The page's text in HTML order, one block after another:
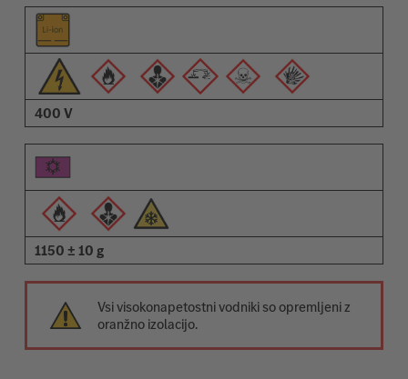
400 V
1150 ± 10 g
Vsi visokonapetostni vodniki so opremljeni z
oranžno izolacijo.